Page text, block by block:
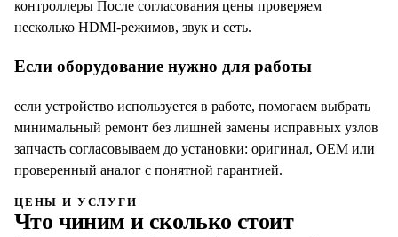
контроллеры После согласования цены проверяем
несколько HDMI-режимов, звук и сеть.
Если оборудование нужно для работы
если устройство используется в работе, помогаем выбрать
минимальный ремонт без лишней замены исправных узлов
запчасть согласовываем до установки: оригинал, OEM или
проверенный аналог с понятной гарантией.
ЦЕНЫ И УСЛУГИ
Что чиним и сколько стоит